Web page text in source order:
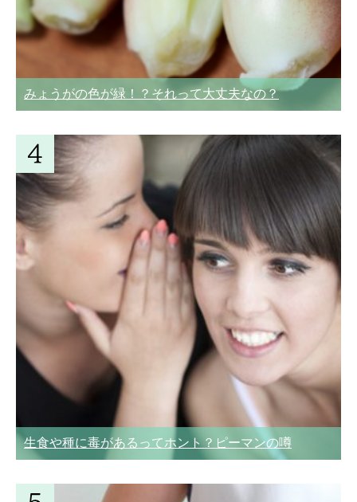
みょうがの色が緑！？それって大丈夫なの？
生食や種に毒があるってホント？ピーマンの噂